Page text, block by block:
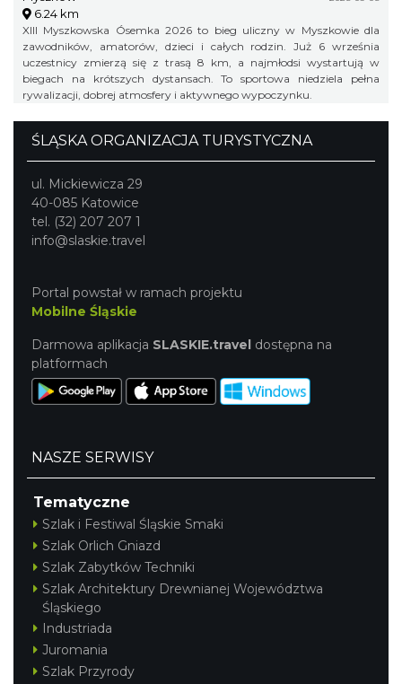
6.24 km
XIII Myszkowska Ósemka 2026 to bieg uliczny w Myszkowie dla
zawodników, amatorów, dzieci i całych rodzin. Już 6 września
uczestnicy zmierzą się z trasą 8 km, a najmłodsi wystartują w
biegach na krótszych dystansach. To sportowa niedziela pełna
rywalizacji, dobrej atmosfery i aktywnego wypoczynku.
ŚLĄSKA ORGANIZACJA TURYSTYCZNA
ul. Mickiewicza 29
40-085 Katowice
tel. (32) 207 207 1
info@slaskie.travel
Portal powstał w ramach projektu
Mobilne Śląskie
Darmowa aplikacja SLASKIE.travel dostępna na
platformach
NASZE SERWISY
Tematyczne
Szlak i Festiwal Śląskie Smaki
Szlak Orlich Gniazd
Szlak Zabytków Techniki
Szlak Architektury Drewnianej Województwa
Śląskiego
Industriada
Juromania
Szlak Przyrody